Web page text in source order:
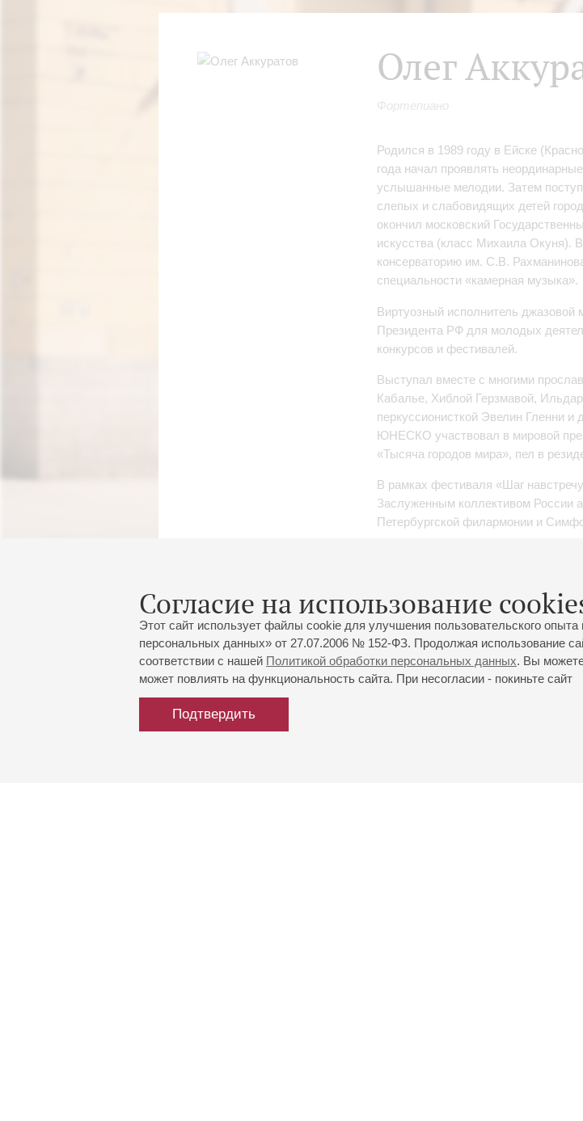
Согласие на использование
Этот сайт использует файлы cookie для улучшения пользовательского
персональных данных» от 27.07.2006 № 152-ФЗ. Продолжая использование
соответствии с нашей Политикой обработки персональных данных. Вы
может повлиять на функциональность сайта. При несогласии - покиньте сайт
Подтвердить
Олег
Фортепиано
Родился в 1989 году в Ейске
года начал проявлять
услышанные мелодии. Затем
слепых и слабовидящих детей
окончил московский
искусства (класс Михаила Окуня).
консерваторию им. С.В.
специальности «камерная музыка».
Виртуозный исполнитель джазовой
Президента РФ для молодых
конкурсов и фестивалей.
Выступал вместе с многими
Кабалье, Хиблой Герзмавой,
перкуссионисткой Эвелин Гленни и
ЮНЕСКО участвовал в мировой
«Тысяча городов мира», пел в
В рамках фестиваля «Шаг
Заслуженным коллективом России
Петербургской филармонии и